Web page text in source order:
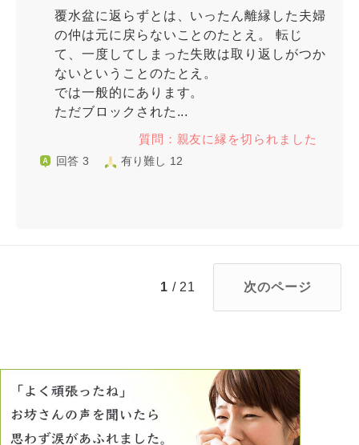
覆水盆に返らずとは、いったん離縁した夫婦
の仲は元に戻らないことのたとえ。 転じ
て、一度してしまった失敗は取り返しがつか
ないということのたとえ。
では一般的にあります。
ただブロックされた...
質問：親友に縁を切られました
回答 3 有り難し 12
1 / 21 次のページ